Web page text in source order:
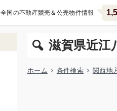
全国の不動産競売＆公売物件情報
滋賀県近江
ホーム 条件検索 関西地